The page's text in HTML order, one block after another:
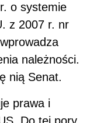
o systemie
z 2007 r. nr
należności.
nią Senat.
prawa i